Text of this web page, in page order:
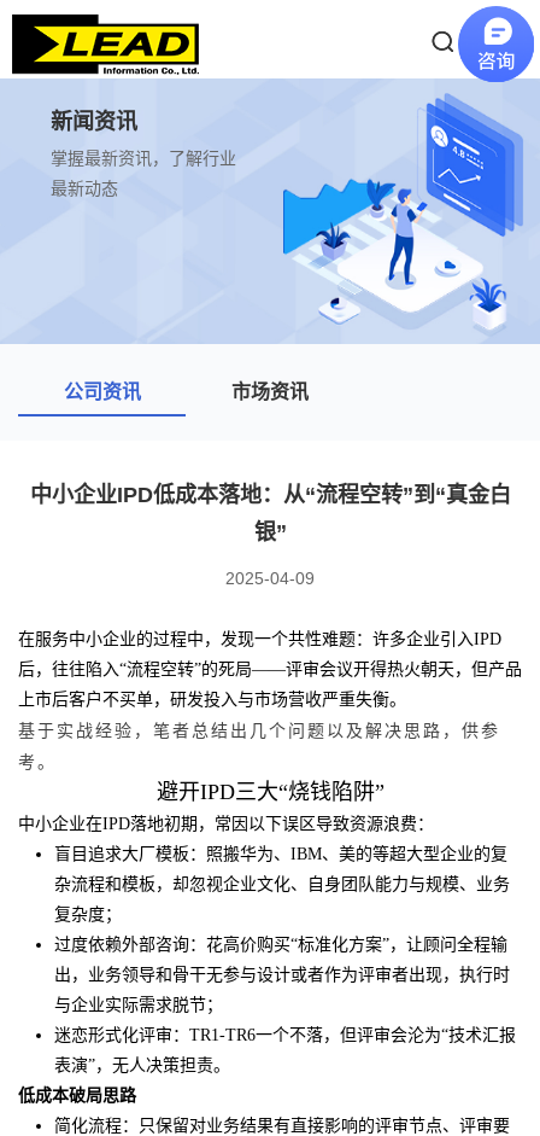
新闻资讯
掌握最新资讯，了解行业
最新动态
公司资讯 市场资讯
中小企业IPD低成本落地：从“流程空转”到“真金白
银”
2025-04-09
在服务中小企业的过程中，发现一个共性难题：许多企业引入IPD
后，往往陷入“流程空转”的死局——评审会议开得热火朝天，但产品
上市后客户不买单，研发投入与市场营收严重失衡。
基于实战经验，笔者总结出几个问题以及解决思路，供参
考。
避开IPD三大“烧钱陷阱”
中小企业在IPD落地初期，常因以下误区导致资源浪费：
盲目追求大厂模板：照搬华为、IBM、美的等超大型企业的复
杂流程和模板，却忽视企业文化、自身团队能力与规模、业务
复杂度；
过度依赖外部咨询：花高价购买“标准化方案”，让顾问全程输
出，业务领导和骨干无参与设计或者作为评审者出现，执行时
与企业实际需求脱节；
迷恋形式化评审：TR1-TR6一个不落，但评审会沦为“技术汇报
表演”，无人决策担责。
低成本破局思路
简化流程：只保留对业务结果有直接影响的评审节点、评审要